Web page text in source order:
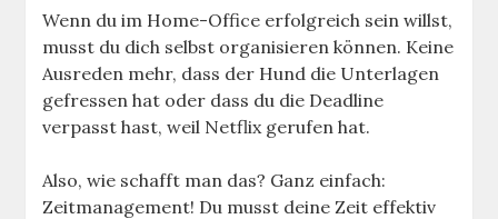
Wenn du im Home-Office erfolgreich sein willst,
musst du dich selbst organisieren können. Keine
Ausreden mehr, dass der Hund die Unterlagen
gefressen hat oder dass du die Deadline
verpasst hast, weil Netflix gerufen hat.
Also, wie schafft man das? Ganz einfach:
Zeitmanagement! Du musst deine Zeit effektiv